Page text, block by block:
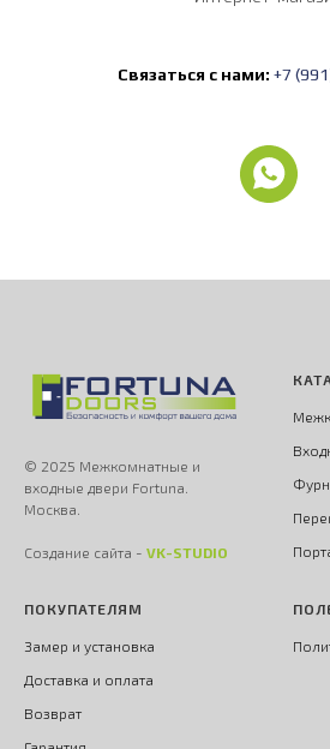
Связаться с нами: +7
© 2025 Межкомнатные и
входные двери Fortuna.
Москва.
Создание сайта - VK-STUDIO
ПОКУПАТЕЛЯМ
Замер и установка
Доставка и оплата
Возврат